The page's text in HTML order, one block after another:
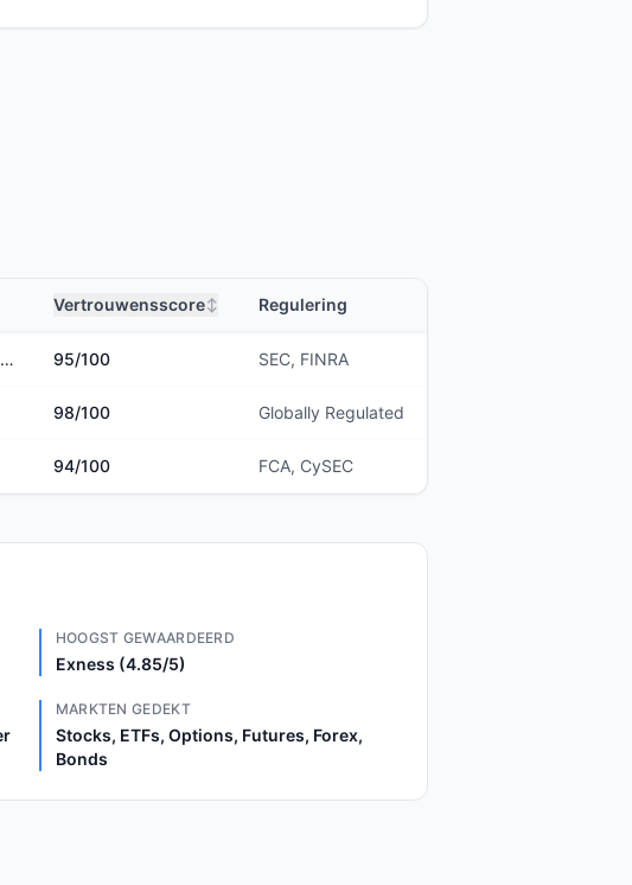
Vertrouwensscore↕ Regulering
$0.0005 to $0.0035 per share 95/100 SEC, FINRA
98/100 Globally Regulated
94/100 FCA, CySEC
HOOGST GEWAARDEERD
Exness (4.85/5)
MARKTEN GEDEKT
Stocks, ETFs, Options, Futures, Forex,
Bonds